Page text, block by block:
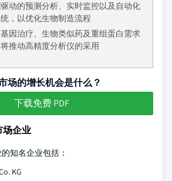
动的预测分析、实时监控以及自动化
，以优化生物制造流程
因治疗、生物类似药及重组蛋白需求
推动高精度分析仪的采用
场的增长机会是什么？
下载免费 PDF
场企业
知名企业包括：
KG